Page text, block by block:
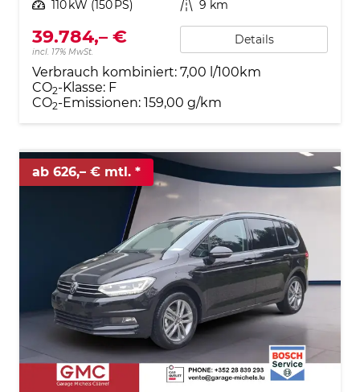
Leistung 110 kW (150 PS) Kilometerstand 9 km
39.784,– €
incl. 17% MwSt.
Details
Verbrauch kombiniert: 7,00 l/100km
CO2-Klasse: F
CO2-Emissionen: 159,00 g/km
ab 626,– € mtl.